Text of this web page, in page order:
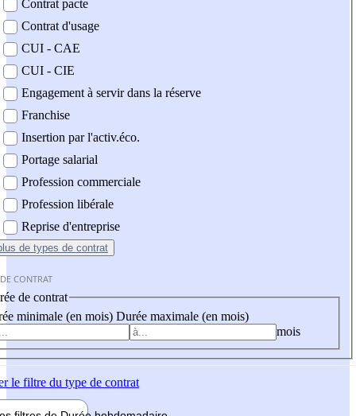
Contrat pacte
Contrat d'usage
CUI - CAE
CUI - CIE
Engagement à servir dans la réserve
Franchise
Insertion par l'activ.éco.
Portage salarial
Profession commerciale
Profession libérale
Reprise d'entreprise
de types de contrat
CONTRAT
de contrat
minimale (en mois) Durée maximale (en mois)
mois
le filtre du type de contrat